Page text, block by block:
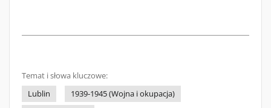
Temat i słowa kluczowe:
Lublin
1939-1945 (Wojna i okupacja)